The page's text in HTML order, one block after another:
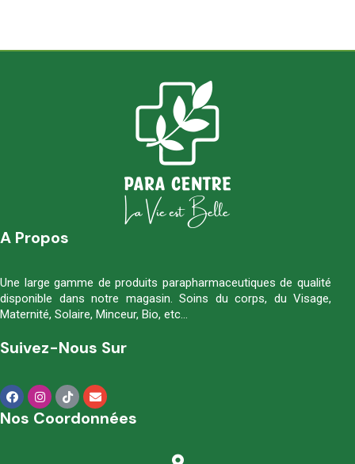
A Propos
Une large gamme de produits parapharmaceutiques de qualité
disponible dans notre magasin. Soins du corps, du Visage,
Maternité, Solaire, Minceur, Bio, etc…
Suivez-Nous Sur
Nos Coordonnées